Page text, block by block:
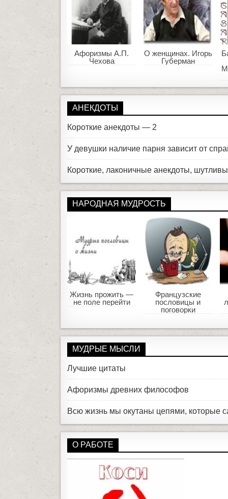
Афоризмы А.П.
Чехова
О женщинах. Игорь
Губерман
АНЕКДОТЫ
Короткие анекдоты — 2
У девушки наличие парня зависит от
Короткие, лаконичные анекдоты,
НАРОДНАЯ МУДРОСТЬ
Жизнь прожить —
не поле перейти
Французские
пословицы и
поговорки
МУДРЫЕ МЫСЛИ
Лучшие цитаты
Афоризмы древних философов
Всю жизнь мы окутаны цепями, которые
О РАБОТЕ